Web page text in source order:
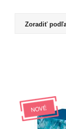
Zoradiť